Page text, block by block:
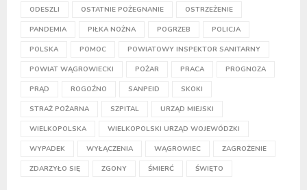
ODESZLI OSTATNIE POŻEGNANIE OSTRZEŻENIE
PANDEMIA PIŁKA NOŻNA POGRZEB POLICJA
POLSKA POMOC POWIATOWY INSPEKTOR SANITARNY
POWIAT WĄGROWIECKI POŻAR PRACA PROGNOZA
PRĄD ROGOŹNO SANPEID SKOKI
STRAŻ POŻARNA SZPITAL URZĄD MIEJSKI
WIELKOPOLSKA WIELKOPOLSKI URZĄD WOJEWÓDZKI
WYPADEK WYŁĄCZENIA WĄGROWIEC ZAGROŻENIE
ZDARZYŁO SIĘ ZGONY ŚMIERĆ ŚWIĘTO